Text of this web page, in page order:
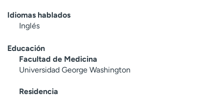
Idiomas hablados
Inglés
Educación
Facultad de Medicina
Universidad George Washington
Residencia